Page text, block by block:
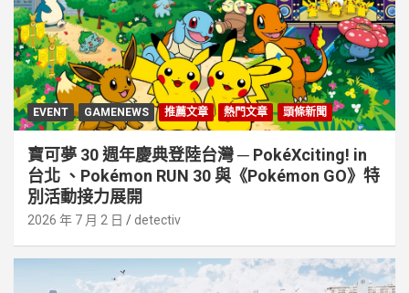
EVENT GAMENEWS 推薦文章 熱門文章 頭條新聞
寶可夢 30 週年慶典登陸台灣 ─ PokéXciting! in
台北 、Pokémon RUN 30 與《Pokémon GO》特
別活動接⼒展開
2026 年 7 月 2 日 detectiv